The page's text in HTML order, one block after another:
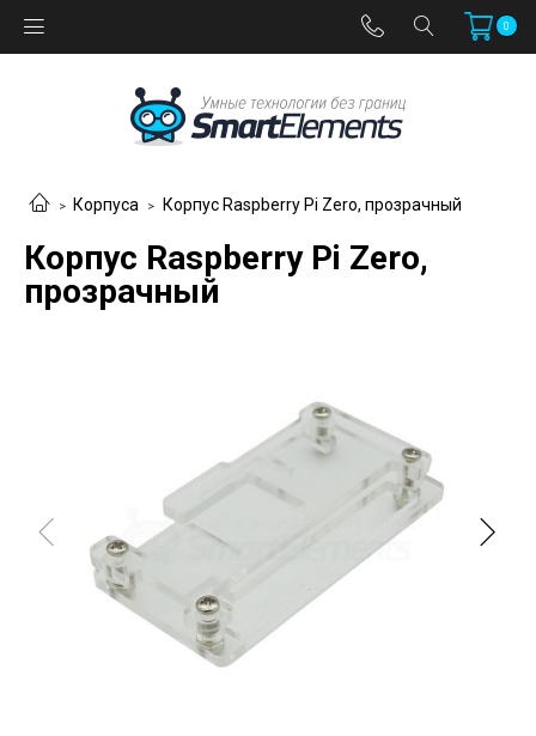
0
Корпуса Корпус Raspberry Pi Zero, прозрачный
Корпус Raspberry Pi Zero,
прозрачный